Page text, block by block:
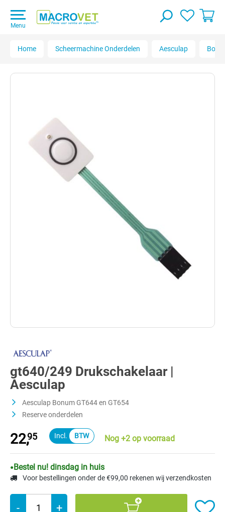
Menu
Home Scheermachine Onderdelen Aesculap
gt640/249 Drukschakelaar |
Aesculap
Aesculap Bonum GT644 en GT654
Reserve onderdelen
22,95 Nog +2 op voorraad
Bestel nu! dinsdag in huis
Voor bestellingen onder de €99,00 rekenen wij verzendkosten
- +